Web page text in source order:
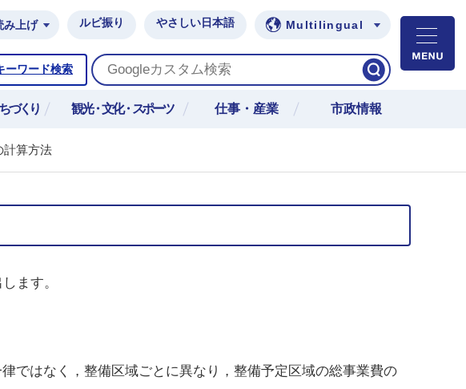
み上げ ルビ振り やさしい日本語 Multilingual
ーワード検索
づくり 観光・文化・スポーツ 仕事・産業 市政情報
計算方法
ます。
ではなく，整備区域ごとに異なり，整備予定区域の総事業費の